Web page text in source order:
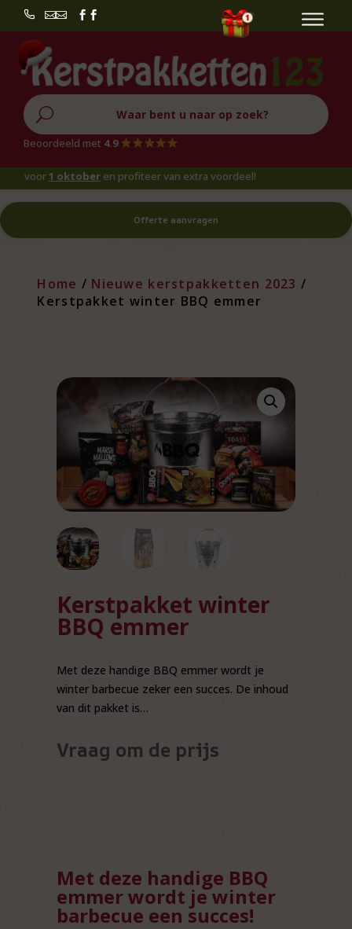
 
U
Beoordeeld met 4.9
1 oktoberen profiteer van extra voordeel!
Offerte aanvragen
Home / Nieuwe kerstpakketten 2023 /
Kerstpakket winter BBQ emmer
Kerstpakket winter
BBQ emmer
Met deze handige BBQ emmer wordt je
winter barbecue zeker een succes. De inhoud
van dit pakket is…
Vraag om de prijs
Met deze handige BBQ
emmer wordt je winter
barbecue een succes!